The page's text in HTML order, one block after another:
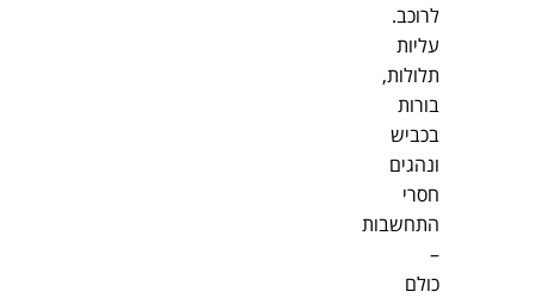
לרוכב.
עליות
תלולות,
בורות
בכביש
ונהגים
חסרי
התחשבות
–
כולם